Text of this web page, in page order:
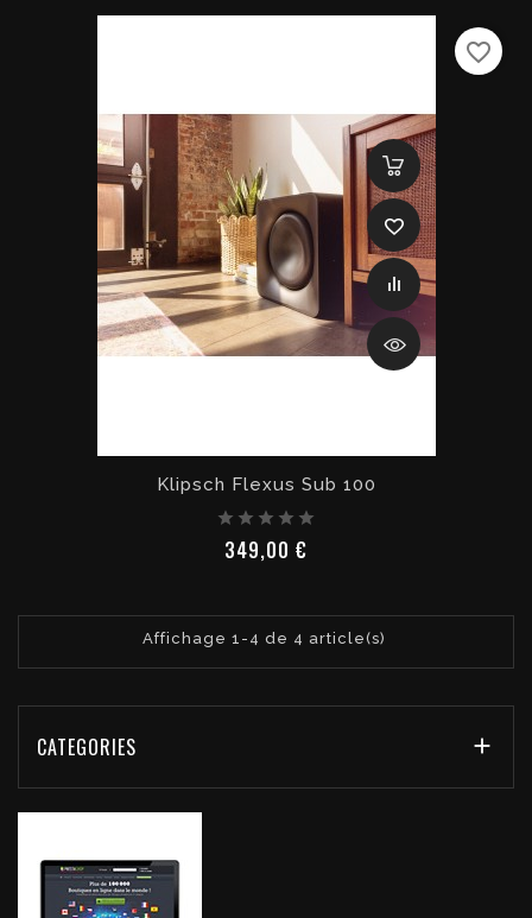
Klipsch Flexus Sub 100
349,00 €
favorite_border
Affichage 1-4 de 4 article(s)
CATEGORIES 